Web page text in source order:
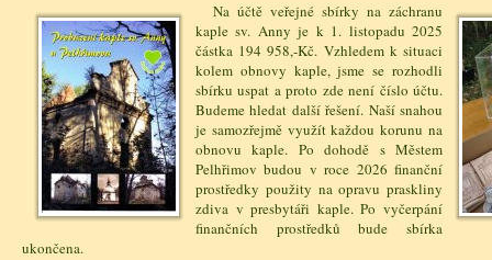
Na účtě veřejné sbírky na záchranu
kaple sv. Anny je k 1. listopadu 2025
částka 194 958,-Kč. Vzhledem k situaci
kolem obnovy kaple, jsme se rozhodli
sbírku uspat a proto zde není číslo účtu.
Budeme hledat další řešení. Naší snahou
je samozřejmě využít každou korunu na
obnovu kaple. Po dohodě s Městem
Pelhřimov budou v roce 2026 finanční
prostředky použity na opravu praskliny
zdiva v presbytáři kaple. Po vyčerpání
finančních prostředků bude sbírka
ukončena.